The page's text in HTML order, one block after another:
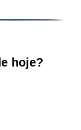
hoje?